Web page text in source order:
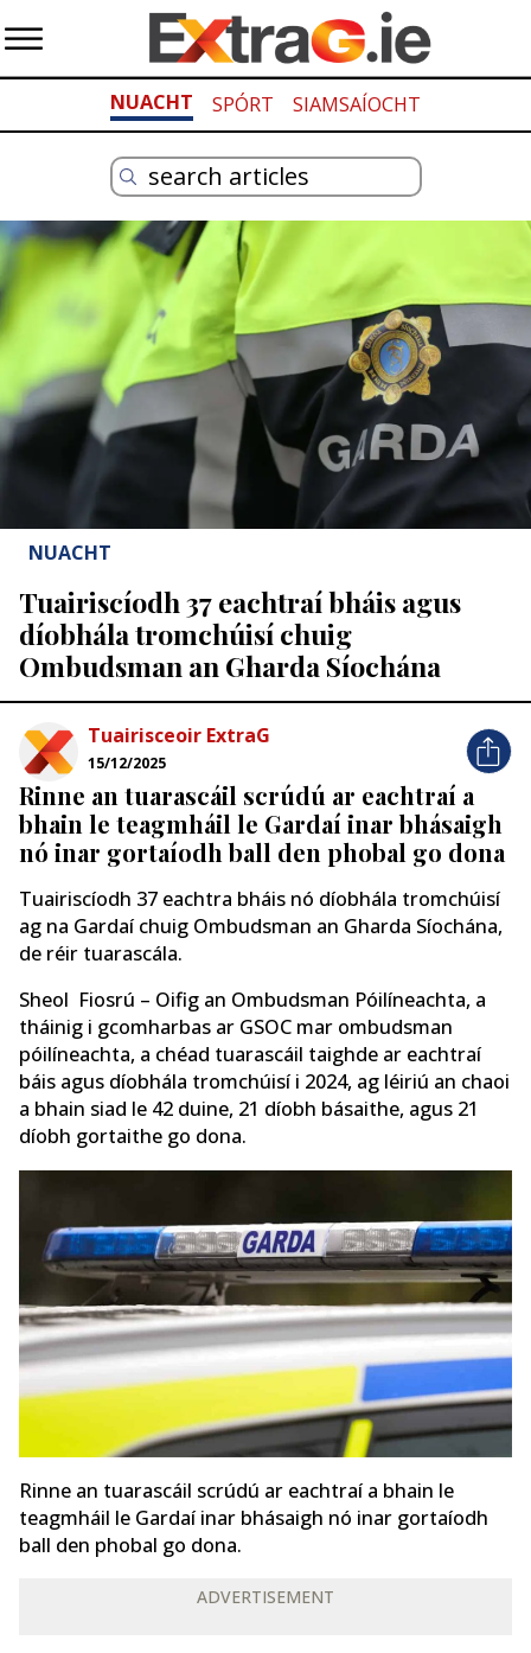
NUACHT SPÓRT SIAMSAÍOCHT
NUACHT
Tuairiscíodh 37 eachtraí bháis agus
díobhála tromchúisí chuig
Ombudsman an Gharda Síochána
Tuairisceoir ExtraG
15/12/2025
Rinne an tuarascáil scrúdú ar eachtraí a
bhain le teagmháil le Gardaí inar bhásaigh
nó inar gortaíodh ball den phobal go dona
Tuairiscíodh 37 eachtra bháis nó díobhála tromchúisí
ag na Gardaí chuig Ombudsman an Gharda Síochána,
de réir tuarascála.
Sheol Fiosrú – Oifig an Ombudsman Póilíneachta, a
tháinig i gcomharbas ar GSOC mar ombudsman
póilíneachta, a chéad tuarascáil taighde ar eachtraí
báis agus díobhála tromchúisí i 2024, ag léiriú an chaoi
a bhain siad le 42 duine, 21 díobh básaithe, agus 21
díobh gortaithe go dona.
Rinne an tuarascáil scrúdú ar eachtraí a bhain le
teagmháil le Gardaí inar bhásaigh nó inar gortaíodh
ball den phobal go dona.
ADVERTISEMENT